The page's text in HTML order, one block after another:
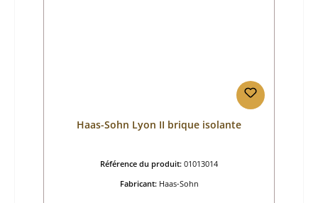
Haas-Sohn Lyon II brique isolante
Référence du produit: 01013014
Fabricant: Haas-Sohn